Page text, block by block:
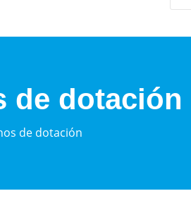
de dotación
de dotación